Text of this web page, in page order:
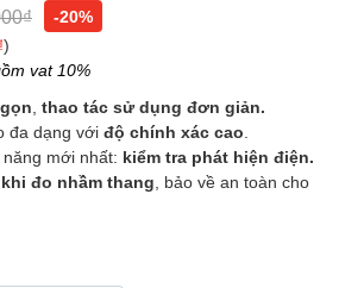
-20%
)
vat 10%
, thao tác sử dụng đơn giản.
đa dạng với độ chính xác cao.
mới nhất: kiểm tra phát hiện điện.
đo nhầm thang, bảo về an toàn cho